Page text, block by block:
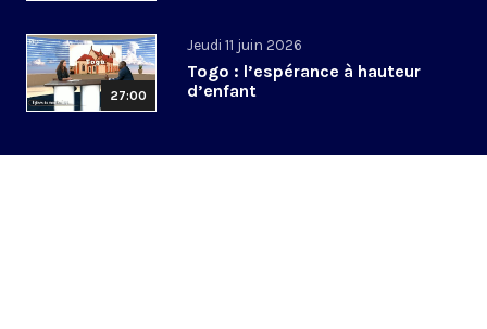
27:00
Jeudi 11 juin 2026
Togo : l’espérance à hauteur
d’enfant